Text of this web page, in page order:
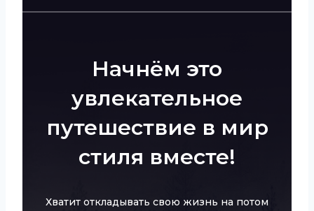
Начнём это
увлекательное
путешествие в мир
стиля вместе!
Хватит откладывать свою жизнь на потом